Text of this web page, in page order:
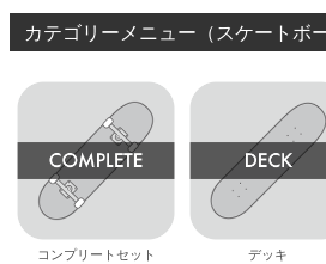
カテゴリーメニュー（スケートボー
コンプリートセット デッキ